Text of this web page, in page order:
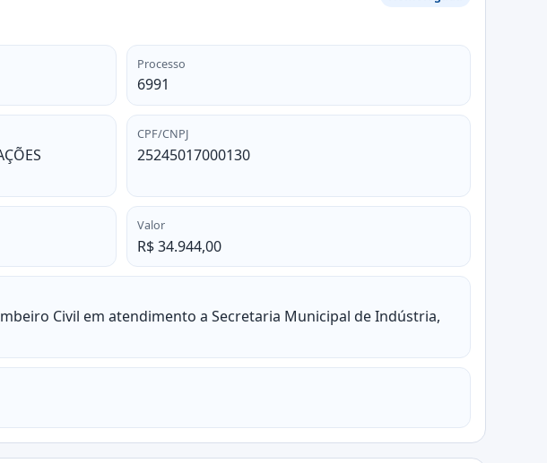
Processo
6991
CPF/CNPJ
25245017000130
Valor
R$ 34.944,00
Civil em atendimento a Secretaria Municipal de Indústria,